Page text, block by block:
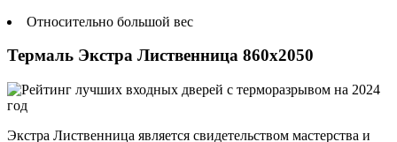
Относительно большой вес
Термаль Экстра Лиственница 860х2050
Экстра Лиственница является свидетельством мастерства и